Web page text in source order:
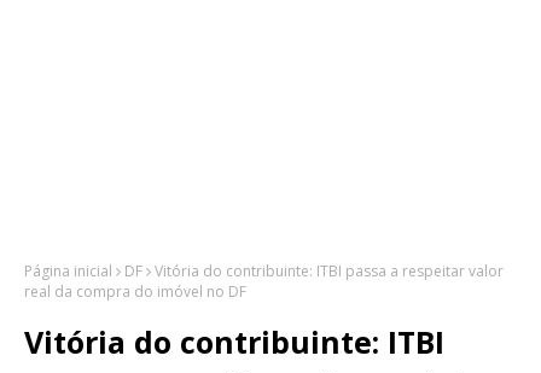
Página inicial DF Vitória do contribuinte: ITBI passa a respeitar valor
real da compra do imóvel no DF
Vitória do contribuinte: ITBI